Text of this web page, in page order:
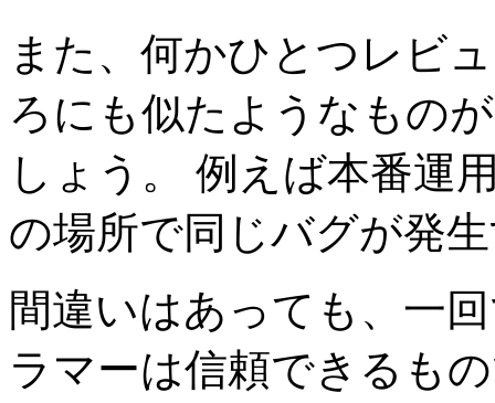
また、何かひとつレビ
ろにも似たようなもの
しょう。 例えば本番運
の場所で同じバグが発
間違いはあっても、一
ラマーは信頼できるも